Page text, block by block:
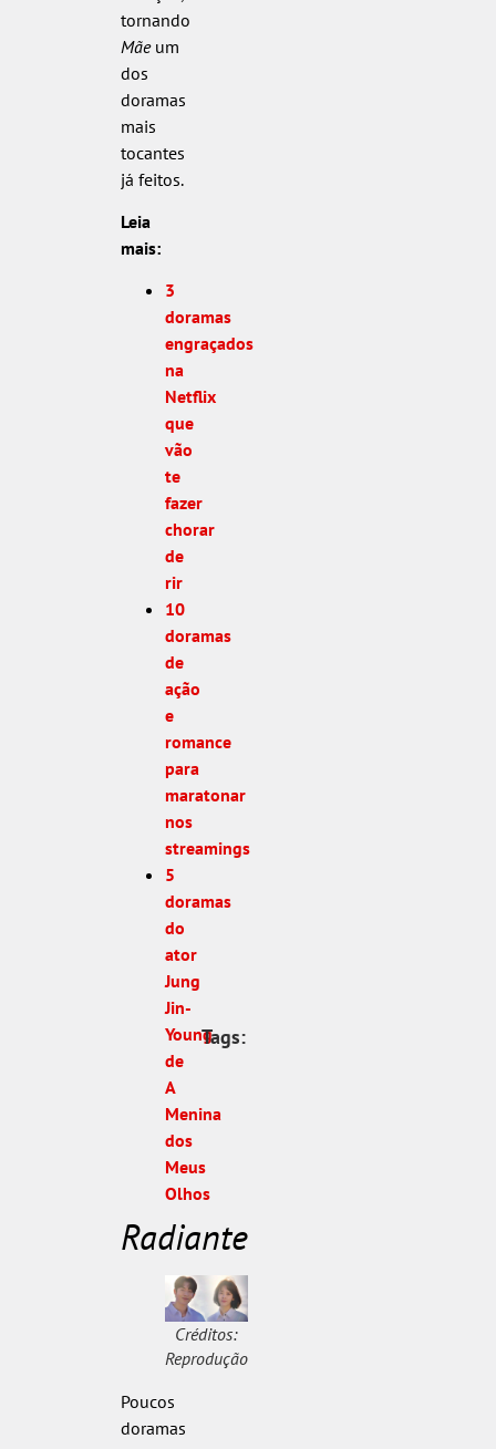
tornando
Mãeum
dos
doramas
mais
tocantes
já feitos.
Leia
mais:
3
doramas
engraçados
na
Netflix
que
vão
te
fazer
chorar
de
rir
10
doramas
de
ação
e
romance
para
maratonar
nos
streamings
5
doramas
do
ator
Jung
Jin-
Young
de
A
Menina
dos
Meus
Olhos
Radiante
Créditos:
Reprodução
Poucos
doramas
Tags: